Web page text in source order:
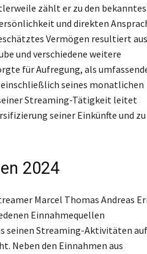
zählt er zu den
und direkten
Vermögen resultiert
und verschiedene weitere
für Aufregung, als
seines monatlichen
Streaming-Tätigkeit leitet
seiner Einkünfte und zu
2024
Marcel Thomas Andreas
Einnahmequellen
seinen Streaming-Aktivitäten auf
Neben den Einnahmen aus